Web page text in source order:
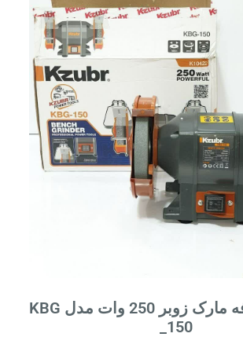
سنگ دو طرفه مارک زوبر 250 وات مدل KBG
_150